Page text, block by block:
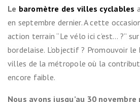
Le baromètre des villes cyclables
en septembre dernier. A cette
action terrain “Le vélo ici c’est… ?”
bordelaise. L’objectif ? Promouvoir
villes de la métropole où la
encore faible.
Nous avons jusqu’au 30